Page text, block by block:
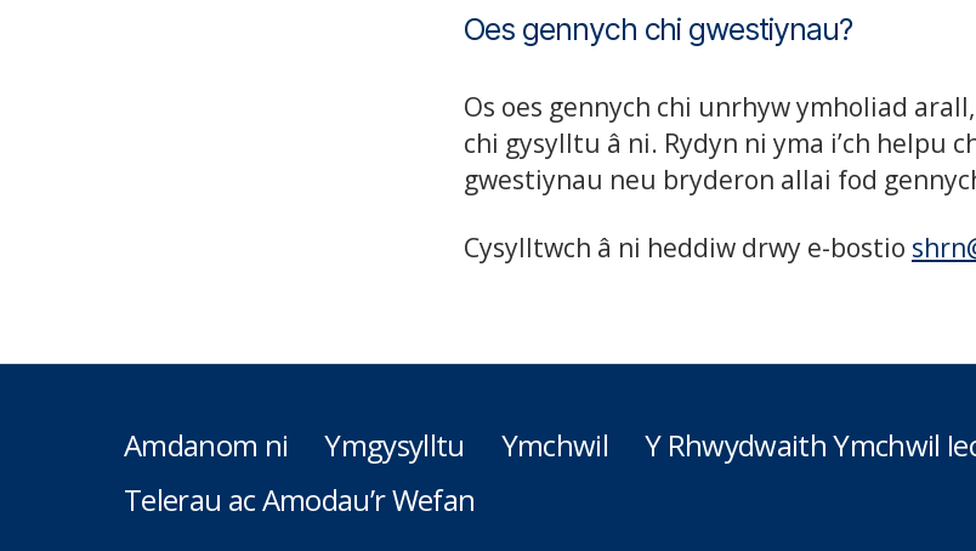
Oes gennych chi gwestiynau?
Os oes gennych chi unrhyw ymholiad
chi gysylltu â ni. Rydyn ni yma i’ch helpu
gwestiynau neu bryderon allai fod
Cysylltwch â ni heddiw drwy e-bostio
Amdanom ni Ymgysylltu Ymchwil
Y Rhwydwaith Ymchwil
Telerau ac Amodau’r Wefan